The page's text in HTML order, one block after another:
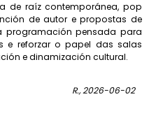
de raíz contemporánea, pop
de autor e propostas de
programación pensada para
e reforzar o papel das salas
e dinamización cultural.
R., 2026-06-02